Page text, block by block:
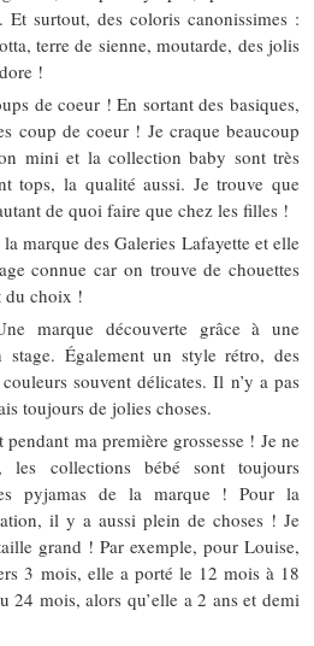
surtout, des coloris canonissimes :
terre de sienne, moutarde, des jolis
!
de coeur ! En sortant des basiques,
coup de coeur ! Je craque beaucoup
mini et la collection baby sont très
tops, la qualité aussi. Je trouve que
de quoi faire que chez les filles !
la marque des Galeries Lafayette et elle
connue car on trouve de chouettes
du choix !
marque découverte grâce à une
Également un style rétro, des
souvent délicates. Il n’y a pas
toujours de jolies choses.
pendant ma première grossesse ! Je ne
les collections bébé sont toujours
pyjamas de la marque ! Pour la
il y a aussi plein de choses ! Je
grand ! Par exemple, pour Louise,
3 mois, elle a porté le 12 mois à 18
24 mois, alors qu’elle a 2 ans et demi